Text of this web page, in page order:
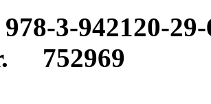
3-942120-29-
752969